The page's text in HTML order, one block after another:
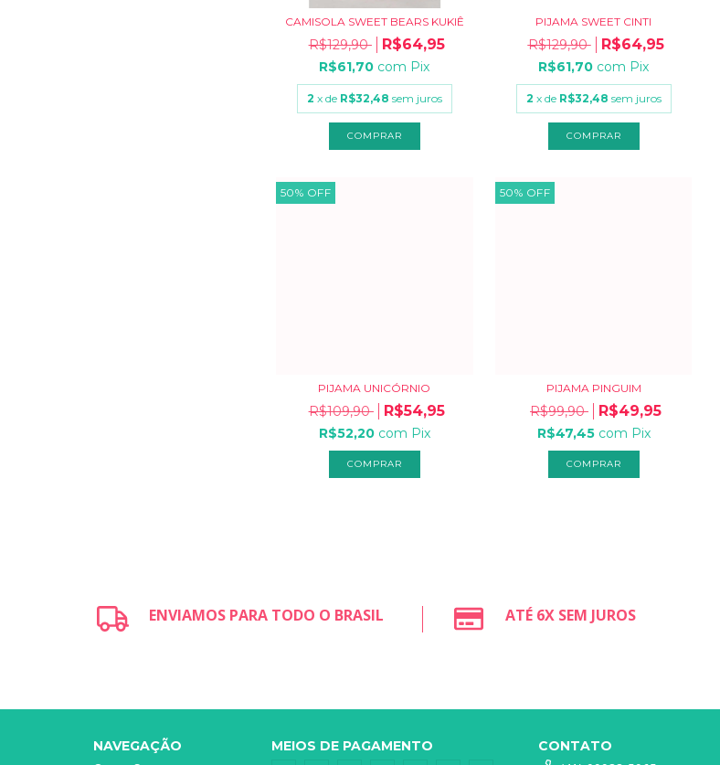
CAMISOLA SWEET BEARS KUKIÊ
R$129,90 R$64,95
R$61,70 com Pix
2 x de R$32,48 sem juros
COMPRAR
PIJAMA SWEET CINTI
R$129,90 R$64,95
R$61,70 com Pix
2 x de R$32,48 sem juros
COMPRAR
50% OFF
PIJAMA UNICÓRNIO
R$109,90 R$54,95
R$52,20 com Pix
COMPRAR
50% OFF
PIJAMA PINGUIM
R$99,90 R$49,95
R$47,45 com Pix
COMPRAR
ENVIAMOS PARA TODO O BRASIL ATÉ 6X SEM JUROS
NAVEGAÇÃO MEIOS DE PAGAMENTO CONTATO